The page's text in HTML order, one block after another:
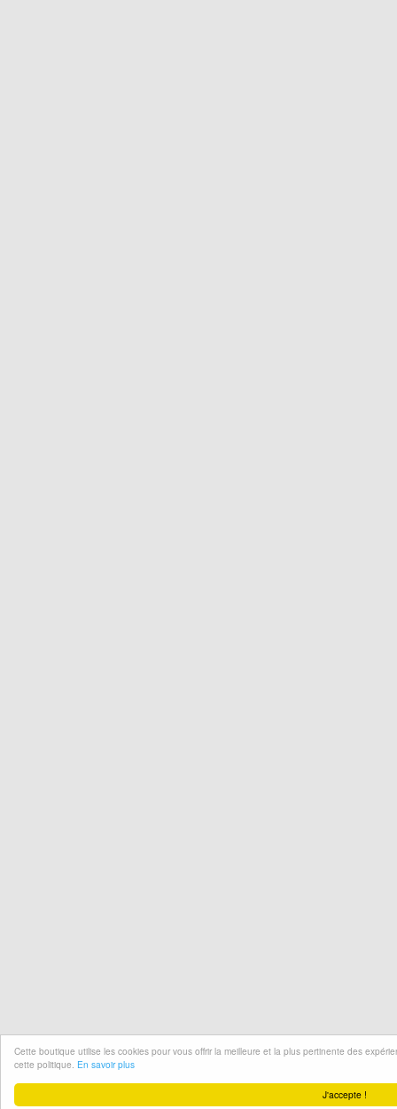
J'accepte !
Cette boutique utilise les cookies pour vous offrir la meilleure et la plus pertinente des
cette politique. En savoir plus